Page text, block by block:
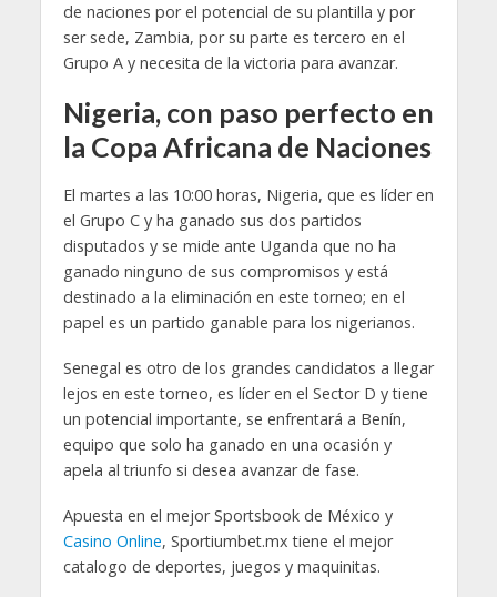
de naciones por el potencial de su plantilla y por
ser sede, Zambia, por su parte es tercero en el
Grupo A y necesita de la victoria para avanzar.
Nigeria, con paso perfecto en
la Copa Africana de Naciones
El martes a las 10:00 horas, Nigeria, que es líder en
el Grupo C y ha ganado sus dos partidos
disputados y se mide ante Uganda que no ha
ganado ninguno de sus compromisos y está
destinado a la eliminación en este torneo; en el
papel es un partido ganable para los nigerianos.
Senegal es otro de los grandes candidatos a llegar
lejos en este torneo, es líder en el Sector D y tiene
un potencial importante, se enfrentará a Benín,
equipo que solo ha ganado en una ocasión y
apela al triunfo si desea avanzar de fase.
Apuesta en el mejor Sportsbook de México y
Casino Online, Sportiumbet.mx tiene el mejor
catalogo de deportes, juegos y maquinitas.